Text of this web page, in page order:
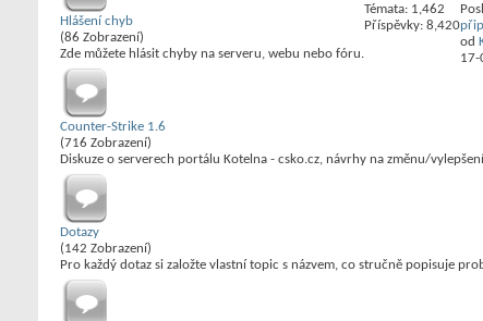
03/08/2026 19:54
co kamerujes
03/08/2026 19:28
I pan Koprakek Tě k tomu už
03/08/2026 19:27 <Patrik1010>
Mohl být Linux tak hodnej a
nechápu proč, když jsi me
03/08/2026 19:27
03/08/2026 18:20
03/08/2026 15:15
Hlášení chyb
(86 Zobrazení)
Zde můžete hlásit chyby na serveru, webu nebo fóru.
Témata: 1,462
Příspěvky: 8,420
od
17-
Counter-Strike 1.6
(716 Zobrazení)
Diskuze o serverech portálu Kotelna - csko.cz, návrhy na změnu/
Dotazy
(142 Zobrazení)
Pro každý dotaz si založte vlastní topic s názvem, co stručně popisuje